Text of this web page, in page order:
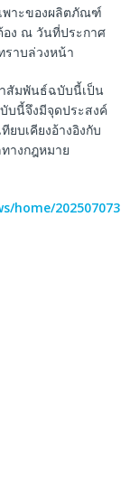
พาะของผลิตภัณฑ์
อง ณ วันที่ประกาศ
ราบล่วงหน้า
สัมพันธ์ฉบับนี้เป็น
บนี้จึงมีจุดประสงค์
ยบเคียงอ้างอิงกับ
างกฎหมาย
home/202507073